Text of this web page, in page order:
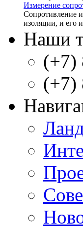
Измерение
Сопротивление
изоляции, и его
Наши
(+7)
(+7)